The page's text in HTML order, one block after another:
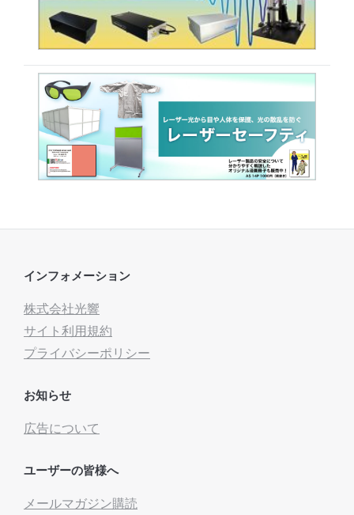
インフォメーション
株式会社光響
サイト利用規約
プライバシーポリシー
お知らせ
広告について
ユーザーの皆様へ
メールマガジン購読